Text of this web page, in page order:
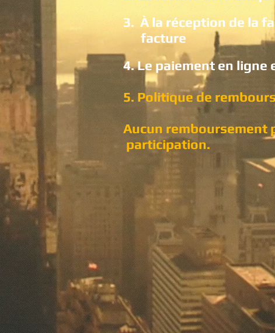
3. À la réception de la
facture
4. Le paiement en ligne
5. Politique de
Aucun remboursement
participation.